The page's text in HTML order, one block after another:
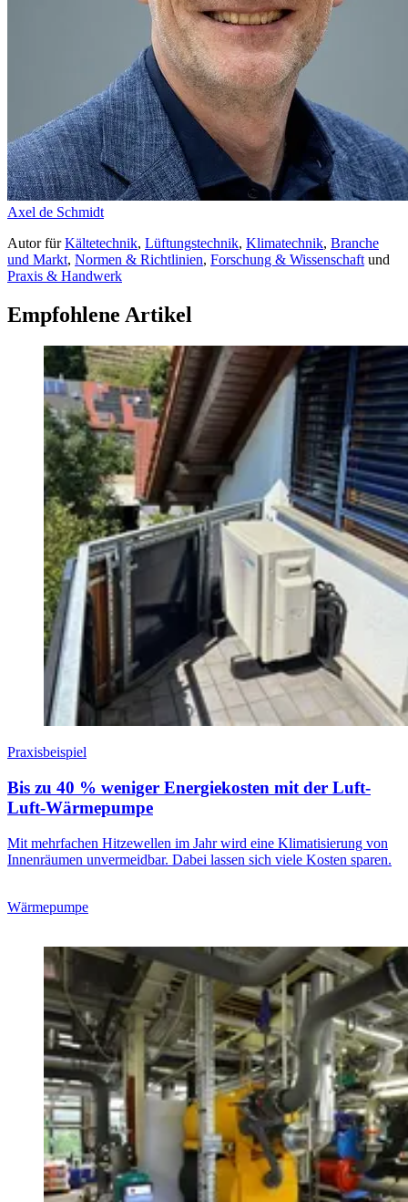
Axel de Schmidt
AutorfürKältetechnik, Lüftungstechnik, Klimatechnik, Branche
und Markt, Normen & Richtlinien, Forschung & Wissenschaft und
Praxis & Handwerk
Empfohlene Artikel
Praxisbeispiel
Bis zu 40 % weniger Energiekosten mit der Luft-
Luft-Wärmepumpe
Mit mehrfachen Hitzewellen im Jahr wird eine Klimatisierung von
Innenräumen unvermeidbar. Dabei lassen sich viele Kosten sparen.
Wärmepumpe